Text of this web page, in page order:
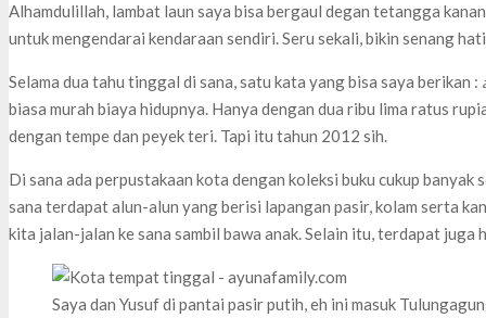
Alhamdulillah, lambat laun saya bisa bergaul degan tetangga
untuk mengendarai kendaraan sendiri. Seru sekali, bikin senang
Selama dua tahu tinggal di sana, satu kata yang bisa saya berikan :
biasa murah biaya hidupnya. Hanya dengan dua ribu lima ratus
dengan tempe dan peyek teri. Tapi itu tahun 2012 sih.
Di sana ada perpustakaan kota dengan koleksi buku cukup
sana terdapat alun-alun yang berisi lapangan pasir, kolam serta
kita jalan-jalan ke sana sambil bawa anak. Selain itu, terdapat
Saya dan Yusuf di pantai pasir putih, eh ini masuk